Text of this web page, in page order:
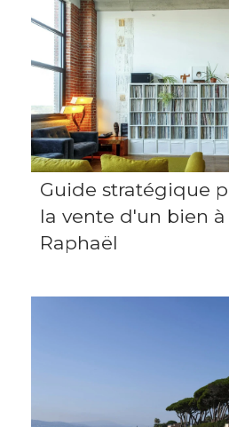
Guide stratégique
la vente d'un bien
Raphaël